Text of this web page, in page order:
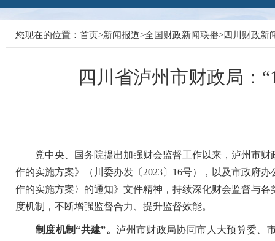
您现在的位置： 首页>新闻报道>全国财政新闻联播>四川财政新
四川省泸州市财政局：
党中央、国务院提出加强财会监督工作以来，泸州市财
作的实施方案》（川委办发〔2023〕16号），以及市政府
作的实施方案〉的通知》文件精神，持续深化财会监督与
度机制，不断增强监督合力、提升监督效能。
制度机制“共建”。泸州市财政局协同市人大预算委、